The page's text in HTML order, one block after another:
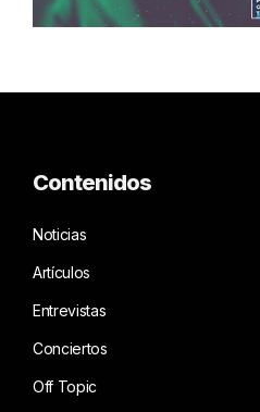
Contenidos
Noticias
Artículos
Entrevistas
Conciertos
Off Topic